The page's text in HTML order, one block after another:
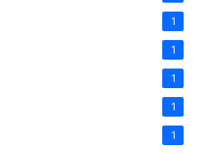
1
1
1
1
1